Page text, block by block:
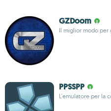
GZDoom
Il miglior modo per
PPSSPP
L'emulatore per la